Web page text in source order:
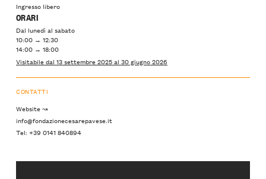
Ingresso libero
ORARI
Dal lunedì al sabato
10:00 → 12:30
14:00 → 18:00
Visitabile dal 13 settembre 2025 al 30 giugno 2026
CONTATTI
Website ↝
info@fondazionecesarepavese.it
Tel: +39 0141 840894